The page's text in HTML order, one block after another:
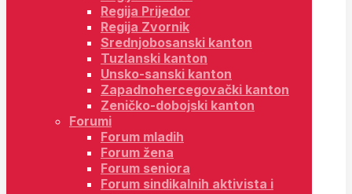
Regija Prijedor
Regija Zvornik
Srednjobosanski kanton
Tuzlanski kanton
Unsko-sanski kanton
Zapadnohercegovački kanton
Zeničko-dobojski kanton
Forumi
Forum mladih
Forum žena
Forum seniora
Forum sindikalnih aktivista i